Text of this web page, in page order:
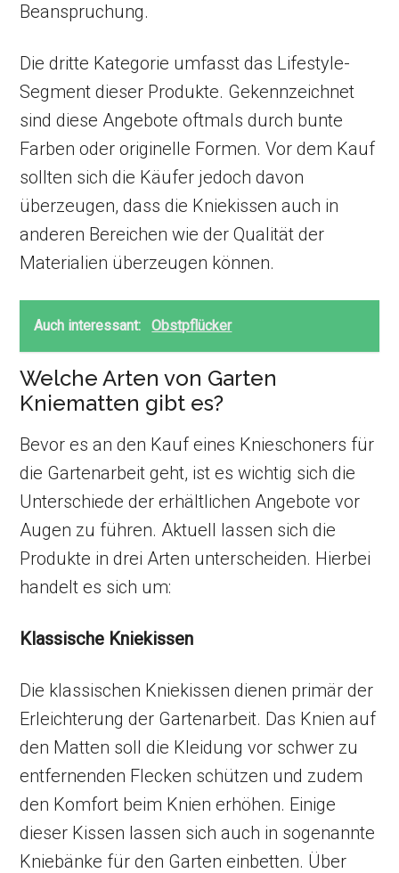
Beanspruchung.
Die dritte Kategorie umfasst das Lifestyle-
Segment dieser Produkte. Gekennzeichnet
sind diese Angebote oftmals durch bunte
Farben oder originelle Formen. Vor dem Kauf
sollten sich die Käufer jedoch davon
überzeugen, dass die Kniekissen auch in
anderen Bereichen wie der Qualität der
Materialien überzeugen können.
Auch interessant: Obstpflücker
Welche Arten von Garten
Kniematten gibt es?
Bevor es an den Kauf eines Knieschoners für
die Gartenarbeit geht, ist es wichtig sich die
Unterschiede der erhältlichen Angebote vor
Augen zu führen. Aktuell lassen sich die
Produkte in drei Arten unterscheiden. Hierbei
handelt es sich um:
Klassische Kniekissen
Die klassischen Kniekissen dienen primär der
Erleichterung der Gartenarbeit. Das Knien auf
den Matten soll die Kleidung vor schwer zu
entfernenden Flecken schützen und zudem
den Komfort beim Knien erhöhen. Einige
dieser Kissen lassen sich auch in sogenannte
Kniebänke für den Garten einbetten. Über